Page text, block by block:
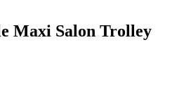
Maxi Salon Trolley